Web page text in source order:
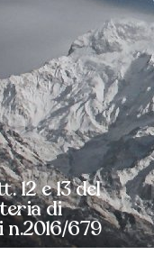
12 e 13 del
di
679